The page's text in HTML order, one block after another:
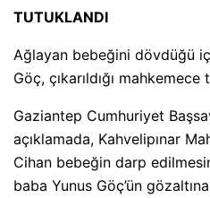
TUTUKLANDI
Ağlayan bebeğini dövdüğü
Göç, çıkarıldığı mahkemece
Gaziantep Cumhuriyet
açıklamada, Kahvelipınar
Cihan bebeğin darp
baba Yunus Göç’ün